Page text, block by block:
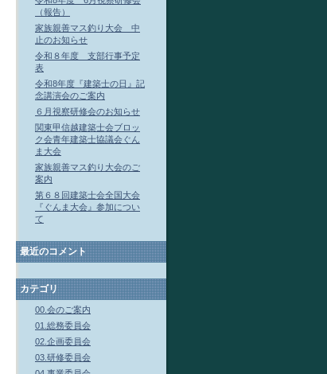
（報告）
家族親善マス釣り大会 中
止のお知らせ
令和８年度 支部行事予定
表
令和8年度『建築士の日』記
念講演会のご案内
６月視察研修会のお知らせ
関東甲信越建築士会ブロッ
ク会青年建築士協議会ぐん
ま大会
家族親善マス釣り大会のご
案内
第６８回建築士会全国大会
『ぐんま大会』参加につい
て
最近のコメント
カテゴリ
00.会のご案内
01.総務委員会
02.企画委員会
03.研修委員会